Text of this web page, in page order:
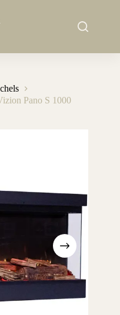
Pano S 1000